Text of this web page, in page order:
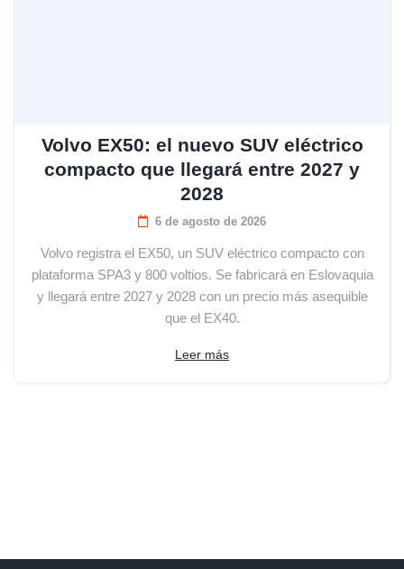
Volvo EX50: el nuevo SUV eléctrico
compacto que llegará entre 2027 y
2028
6 de agosto de 2026
Volvo registra el EX50, un SUV eléctrico compacto con
plataforma SPA3 y 800 voltios. Se fabricará en Eslovaquia
y llegará entre 2027 y 2028 con un precio más asequible
que el EX40.
Leer más